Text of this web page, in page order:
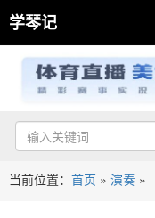
学琴记
当前位置： 首页 » 演奏 »